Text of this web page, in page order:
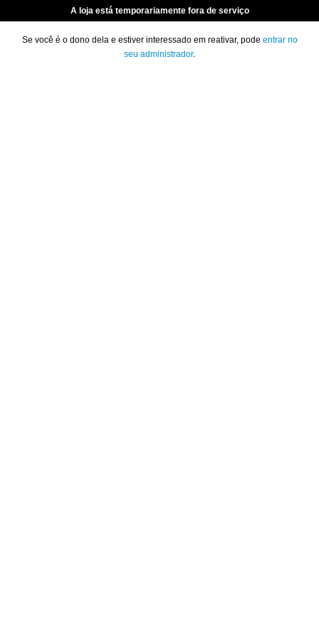
A loja está temporariamente fora de serviço
Se você é o dono dela e estiver interessado em reativar, pode entrar no
seu administrador.